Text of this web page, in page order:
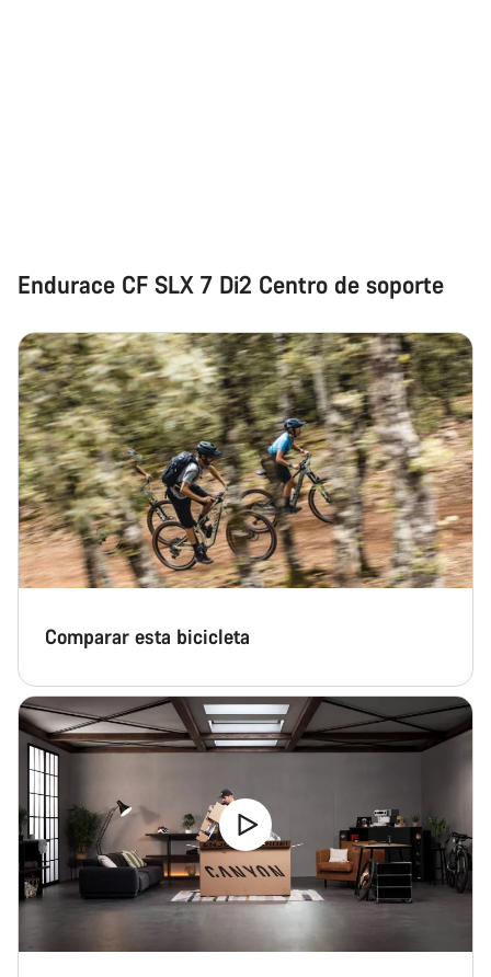
Endurace CF SLX 7 Di2 Centro de soporte
Comparar esta bicicleta